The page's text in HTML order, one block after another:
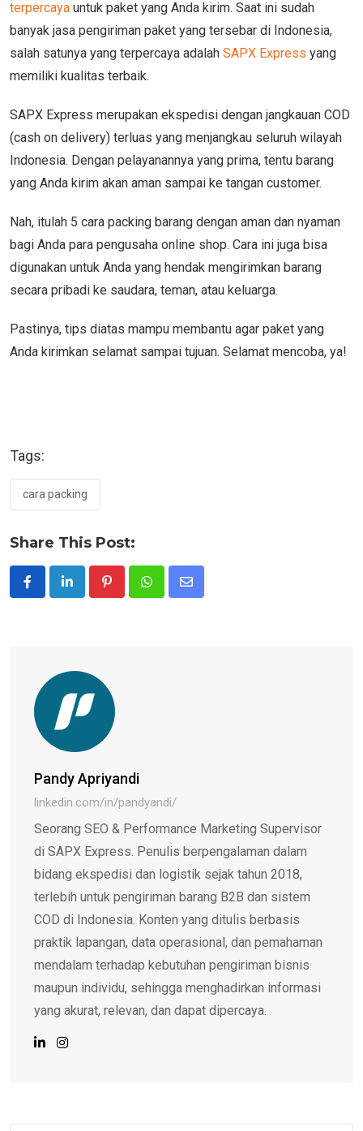
terpercaya untuk paket yang Anda kirim. Saat ini sudah
banyak jasa pengiriman paket yang tersebar di Indonesia,
salah satunya yang terpercaya adalah SAPX Express yang
memiliki kualitas terbaik.
SAPX Express merupakan ekspedisi dengan jangkauan COD
(cash on delivery) terluas yang menjangkau seluruh wilayah
Indonesia. Dengan pelayanannya yang prima, tentu barang
yang Anda kirim akan aman sampai ke tangan customer.
Nah, itulah 5 cara packing barang dengan aman dan nyaman
bagi Anda para pengusaha online shop. Cara ini juga bisa
digunakan untuk Anda yang hendak mengirimkan barang
secara pribadi ke saudara, teman, atau keluarga.
Pastinya, tips diatas mampu membantu agar paket yang
Anda kirimkan selamat sampai tujuan. Selamat mencoba, ya!
Tags:
cara packing
Share This Post:
PinterestWhatsappShare
Pandy Apriyandi
linkedin.com/in/pandyandi/
Seorang SEO & Performance Marketing Supervisor
di SAPX Express. Penulis berpengalaman dalam
bidang ekspedisi dan logistik sejak tahun 2018,
terlebih untuk pengiriman barang B2B dan sistem
COD di Indonesia. Konten yang ditulis berbasis
praktik lapangan, data operasional, dan pemahaman
mendalam terhadap kebutuhan pengiriman bisnis
maupun individu, sehingga menghadirkan informasi
yang akurat, relevan, dan dapat dipercaya.